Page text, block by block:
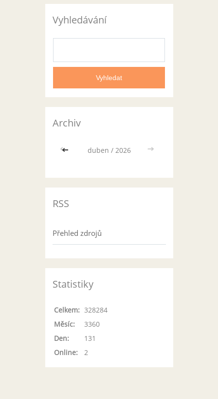
Vyhledávání
Archiv
<< duben / 2026 >>
RSS
Přehled zdrojů
Statistiky
Online: 2
Celkem: 328284
Měsíc:
3360
Den:
131